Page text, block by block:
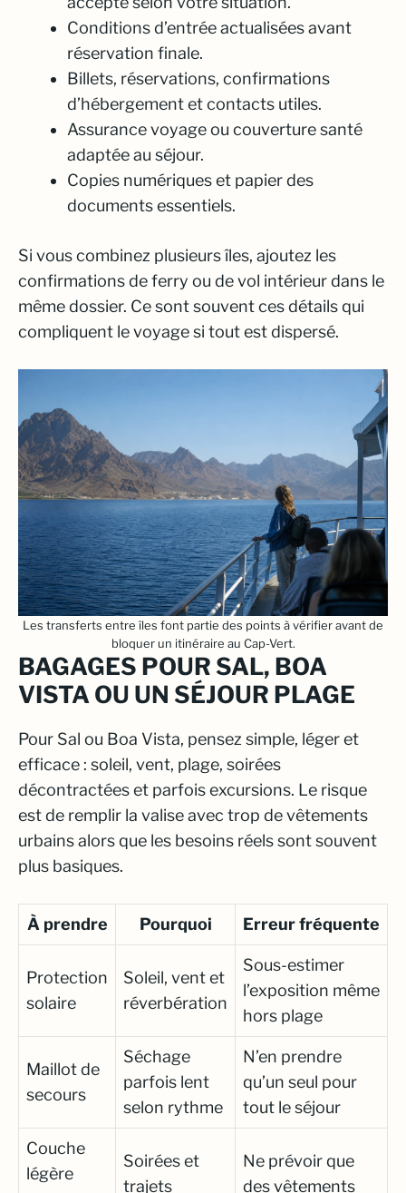
Conditions d’entrée actualisées avant
réservation finale.
Billets, réservations, confirmations
d’hébergement et contacts utiles.
Assurance voyage ou couverture santé
adaptée au séjour.
Copies numériques et papier des
documents essentiels.
Si vous combinez plusieurs îles, ajoutez les
confirmations de ferry ou de vol intérieur dans le
même dossier. Ce sont souvent ces détails qui
compliquent le voyage si tout est dispersé.
Les transferts entre îles font partie des points à vérifier avant de
bloquer un itinéraire au Cap-Vert.
BAGAGES POUR SAL, BOA
VISTA OU UN SÉJOUR PLAGE
Pour Sal ou Boa Vista, pensez simple, léger et
efficace : soleil, vent, plage, soirées
décontractées et parfois excursions. Le risque
est de remplir la valise avec trop de vêtements
urbains alors que les besoins réels sont souvent
plus basiques.
À prendre Pourquoi Erreur fréquente
Protection
solaire
Soleil, vent et
réverbération
Sous-estimer
l’exposition même
hors plage
Maillot de
secours
Séchage
parfois lent
selon rythme
N’en prendre
qu’un seul pour
tout le séjour
Couche
légère
Soirées et
trajets
Ne prévoir que
des vêtements